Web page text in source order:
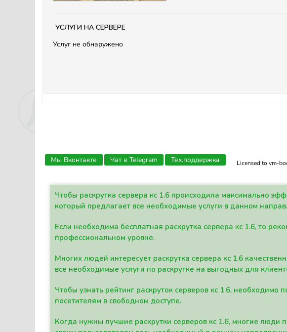
Услуги на сервере
Услуг не обнаружено
Licensed to vm-
Мы Вконтакте Чат в Telegram Тех.поддержка
Чтобы раскрутка сервера кс 1.6 происходила максимально
который предлагает все необходимые услуги в данном
Если необходима бесплатная раскрутка сервера кс 1.6, то
профессиональном уровне.
Многих людей интересует раскрутка сервера кс 1.6
все необходимые услуги по раскрутке на выгодных для
Чтобы узнать рейтинг раскруток серверов кс 1.6, необходимо
посетителям в свободном доступе.
Когда нужны лучшие раскрутки серверов кс 1.6, многие люди